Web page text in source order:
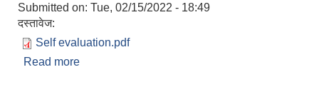
Submitted on: Tue, 02/15/2022 - 18:49
दस्तावेज:
Self evaluation.pdf
Read more